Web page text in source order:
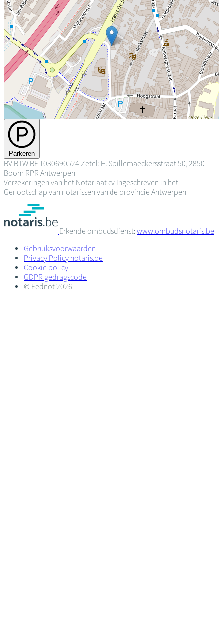
Parkeren
BV BTW BE 1030690524 Zetel: H. Spillemaeckersstraat 50, 2850
Boom RPR Antwerpen
Verzekeringen van het Notariaat cv Ingeschreven in het
Genootschap van notarissen van de provincie Antwerpen
Erkende ombudsdienst:www.ombudsnotaris.be
Gebruiksvoorwaarden
Privacy Policy notaris.be
Cookie policy
GDPR gedragscode
© Fednot 2026